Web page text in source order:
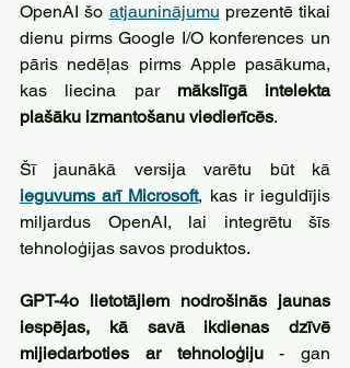
OpenAI šo atjauninājumu prezentē tikai
dienu pirms Google I/O konferences un
pāris nedēļas pirms Apple pasākuma,
kas liecina par mākslīgā intelekta
plašāku izmantošanu viedierīcēs.
ieguvums arī Microsoft, kas ir ieguldījis
miljardus OpenAI, lai integrētu šīs
tehnoloģijas savos produktos.
GPT-4o lietotājiem nodrošinās jaunas
iespējas, kā savā ikdienas dzīvē
mijiedarboties ar tehnoloģiju - gan